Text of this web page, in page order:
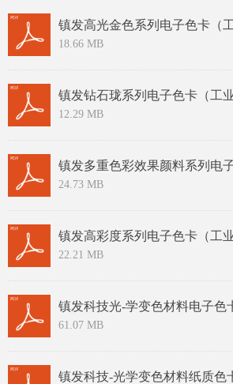
18.66 MB
镇发钻石珑系列电子色卡（工
12.29 MB
24.73 MB
镇发高彩度系列电子色卡（工
22.21 MB
61.07 MB